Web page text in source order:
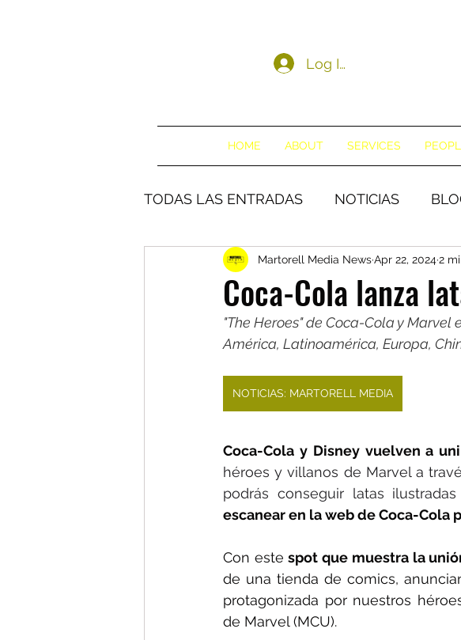
Log In
HOME ABOUT SERVICES
TODAS LAS ENTRADAS NOTICIAS
Coca-Cola lanza
Martorell Media NewsApr 22, 20242
"The Heroes" de Coca-Cola y
América, Latinoamérica, Europa,
NOTICIAS: MARTORELL MEDIA
Coca-Cola y Disney vuelven a
héroes y villanos de Marvel a
escanear en la web de Coca-
Con este spot que muestra la
de una tienda de comics,
protagonizada por nuestros
de Marvel (MCU).